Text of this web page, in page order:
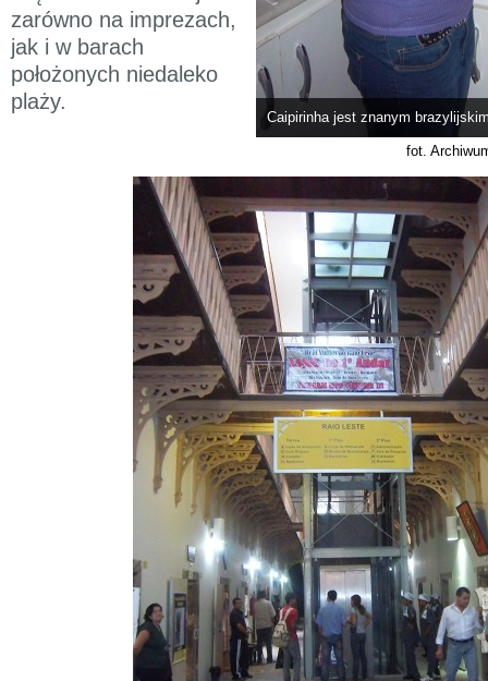
Caipirinha jest znanym
fot.
zarówno na imprezach,
jak i w barach
położonych niedaleko
plaży.